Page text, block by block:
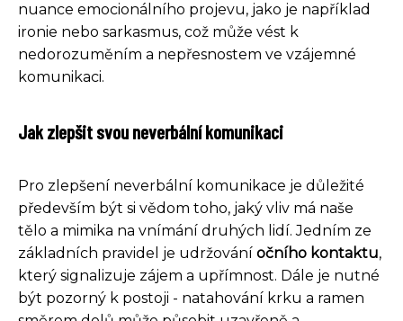
nuance emocionálního projevu, jako je například
ironie nebo sarkasmus, což může vést k
nedorozuměním a nepřesnostem ve vzájemné
komunikaci.
Jak zlepšit svou neverbální komunikaci
Pro zlepšení neverbální komunikace je důležité
především být si vědom toho, jaký vliv má naše
tělo a mimika na vnímání druhých lidí. Jedním ze
základních pravidel je udržování očního kontaktu,
který signalizuje zájem a upřímnost. Dále je nutné
být pozorný k postoji - natahování krku a ramen